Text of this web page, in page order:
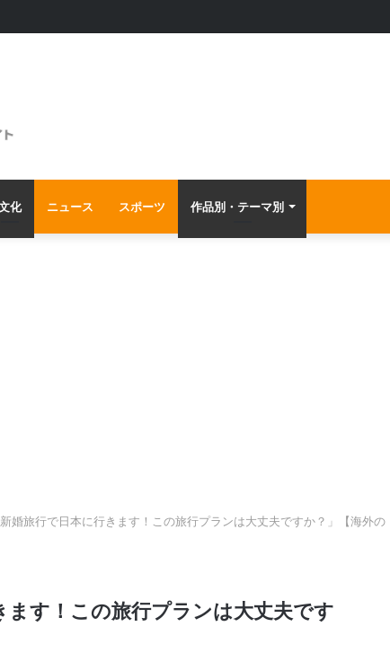
ロードとらき☆すたの例を見る〜
化 ニュース スポーツ 作品別・テーマ別
新婚旅行で日本に行きます！この旅行プランは大丈夫ですか？」【海外の
ます！この旅行プランは大丈夫です